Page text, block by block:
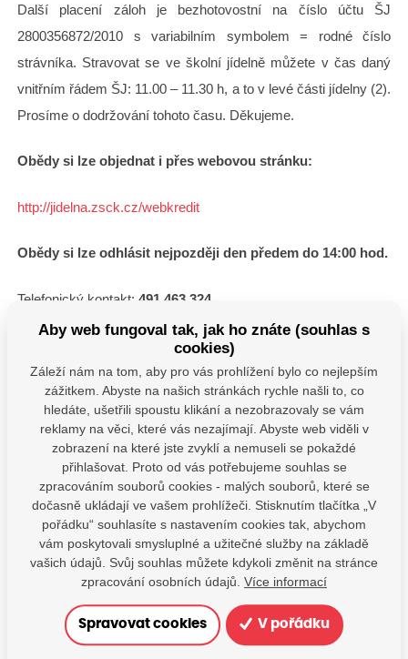
Další placení záloh je bezhotovostní na číslo účtu ŠJ
2800356872/2010 s variabilním symbolem = rodné číslo
strávníka. Stravovat se ve školní jídelně můžete v čas daný
vnitřním řádem ŠJ: 11.00 – 11.30 h, a to v levé části jídelny (2).
Prosíme o dodržování tohoto času. Děkujeme.
Obědy si lze objednat i přes webovou stránku:
http://jidelna.zsck.cz/webkredit
Obědy si lze odhlásit nejpozději den předem do 14:00 hod.
Telefonický kontakt: 491 463 324
Vedoucí jídelny: Jaroslava Majerová
Soubory ke stažení
Vnitřní řád školní jídelny a výdejny.pdf
Stáhnout
Přihláška ke stravování.pdf
Stáhnout
Projekt- zdravá školní jídelna.pdf
Stáhnout
Aby web fungoval tak, jak ho znáte (souhlas s
cookies)
Záleží nám na tom, aby pro vás prohlížení bylo co nejlepším
zážitkem. Abyste na našich stránkách rychle našli to, co
hledáte, ušetřili spoustu klikání a nezobrazovaly se vám
reklamy na věci, které vás nezajímají. Abyste web viděli v
zobrazení na které jste zvyklí a nemuseli se pokaždé
přihlašovat. Proto od vás potřebujeme souhlas se
zpracováním souborů cookies - malých souborů, které se
dočasně ukládají ve vašem prohlížeči. Stisknutím tlačítka „V
pořádku“ souhlasíte s nastavením cookies tak, abychom
vám poskytovali smysluplné a užitečné služby na základě
vašich údajů. Svůj souhlas můžete kdykoli změnit na stránce
zpracování osobních údajů. Více informací
Spravovat cookies V pořádku